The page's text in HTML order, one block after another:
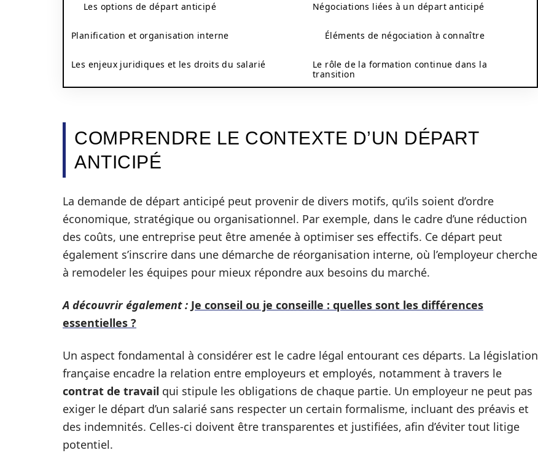
Les options de départ anticipé
Planification et organisation interne
Les enjeux juridiques et les droits du salarié
Négociations liées à un départ anticipé
Éléments de négociation à connaître
Le rôle de la formation continue dans la
transition
COMPRENDRE LE CONTEXTE D’UN DÉPART
ANTICIPÉ
La demande de départ anticipé peut provenir de divers motifs, qu’ils soient d’ordre
économique, stratégique ou organisationnel. Par exemple, dans le cadre d’une réduction
des coûts, une entreprise peut être amenée à optimiser ses effectifs. Ce départ peut
également s’inscrire dans une démarche de réorganisation interne, où l’employeur cherche
à remodeler les équipes pour mieux répondre aux besoins du marché.
A découvrir également : Je conseil ou je conseille : quelles sont les différences
essentielles ?
Un aspect fondamental à considérer est le cadre légal entourant ces départs. La législation
française encadre la relation entre employeurs et employés, notamment à travers le
contrat de travail qui stipule les obligations de chaque partie. Un employeur ne peut pas
exiger le départ d’un salarié sans respecter un certain formalisme, incluant des préavis et
des indemnités. Celles-ci doivent être transparentes et justifiées, afin d’éviter tout litige
potentiel.